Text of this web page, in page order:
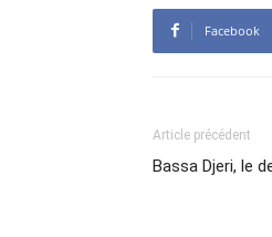
Facebook
Article précédent
Bassa Djeri, le